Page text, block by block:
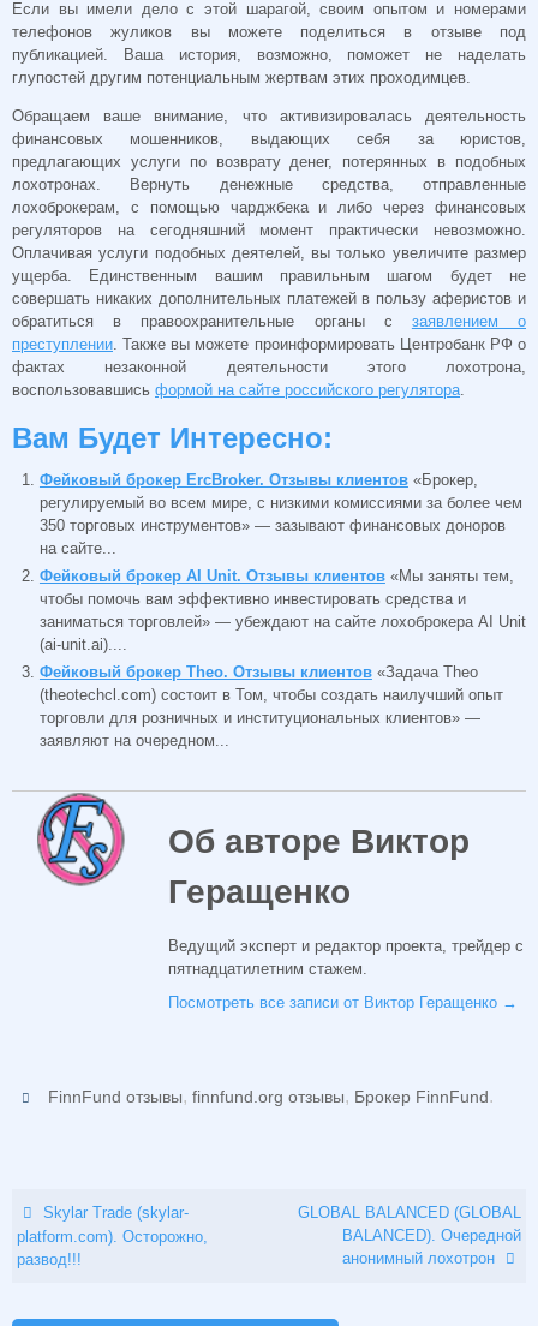
Если вы имели дело с этой шарагой, своим опытом и номерами
телефонов жуликов вы можете поделиться в отзыве под
публикацией. Ваша история, возможно, поможет не наделать
глупостей другим потенциальным жертвам этих проходимцев.
Обращаем ваше внимание, что активизировалась деятельность
финансовых мошенников, выдающих себя за юристов,
предлагающих услуги по возврату денег, потерянных в подобных
лохотронах. Вернуть денежные средства, отправленные
лохоброкерам, с помощью чарджбека и либо через финансовых
регуляторов на сегодняшний момент практически невозможно.
Оплачивая услуги подобных деятелей, вы только увеличите размер
ущерба. Единственным вашим правильным шагом будет не
совершать никаких дополнительных платежей в пользу аферистов и
обратиться в правоохранительные органы с заявлением о
преступлении . Также вы можете проинформировать Центробанк РФ о
фактах незаконной деятельности этого лохотрона,
воспользовавшись формой на сайте российского регулятора
Вам Будет Интересно:
Фейковый брокер ErcBroker. Отзывы клиентов «Брокер,
регулируемый во всем мире, с низкими комиссиями за более чем
350 торговых инструментов» — зазывают финансовых доноров
на сайте...
Фейковый брокер AI Unit. Отзывы клиентов «Мы заняты тем,
чтобы помочь вам эффективно инвестировать средства и
заниматься торговлей» — убеждают на сайте лохоброкера AI Unit
(ai-unit.ai)....
Фейковый брокер Theo. Отзывы клиентов «Задача Theo
(theotechcl.com) состоит в Том, чтобы создать наилучший опыт
торговли для розничных и институциональных клиентов» —
заявляют на очередном...
Об авторе Виктор
Геращенко
Ведущий эксперт и редактор проекта, трейдер с
пятнадцатилетним стажем.
Посмотреть все записи от Виктор Геращенко →
FinnFund отзывы,finnfund.org отзывы, Брокер FinnFund.
Skylar Trade (skylar-
platform.com). Осторожно,
развод!!!
GLOBAL BALANCED (GLOBAL
BALANCED). Очередной
анонимный лохотрон